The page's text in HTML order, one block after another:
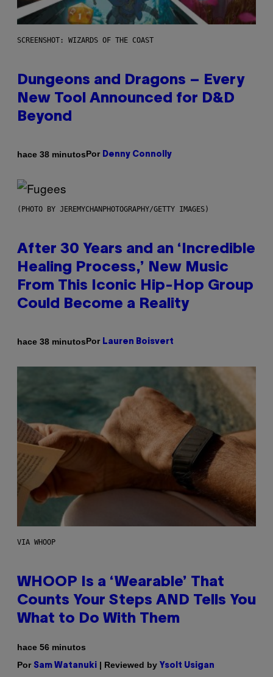
SCREENSHOT: WIZARDS OF THE COAST
Dungeons and Dragons – Every
New Tool Announced for D&D
Beyond
hace 38 minutosPor Denny Connolly
(PHOTO BY JEREMYCHANPHOTOGRAPHY/GETTY IMAGES)
After 30 Years and an ‘Incredible
Healing Process,’ New Music
From This Iconic Hip-Hop Group
Could Become a Reality
hace 38 minutosPor Lauren Boisvert
VIA WHOOP
WHOOP Is a ‘Wearable’ That
Counts Your Steps AND Tells You
What to Do With Them
hace 56 minutos
Por Sam Watanuki | Reviewed by Ysolt Usigan